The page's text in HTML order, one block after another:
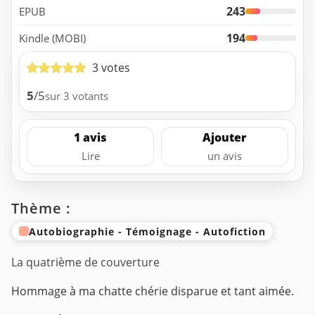
EPUB 243
Kindle (MOBI)
194
3 votes
5/5sur 3 votants
1 avis
Lire
Ajouter
un avis
Thème :
Autobiographie - Témoignage - Autofiction
La quatrième de couverture
Hommage à ma chatte chérie disparue et tant aimée.